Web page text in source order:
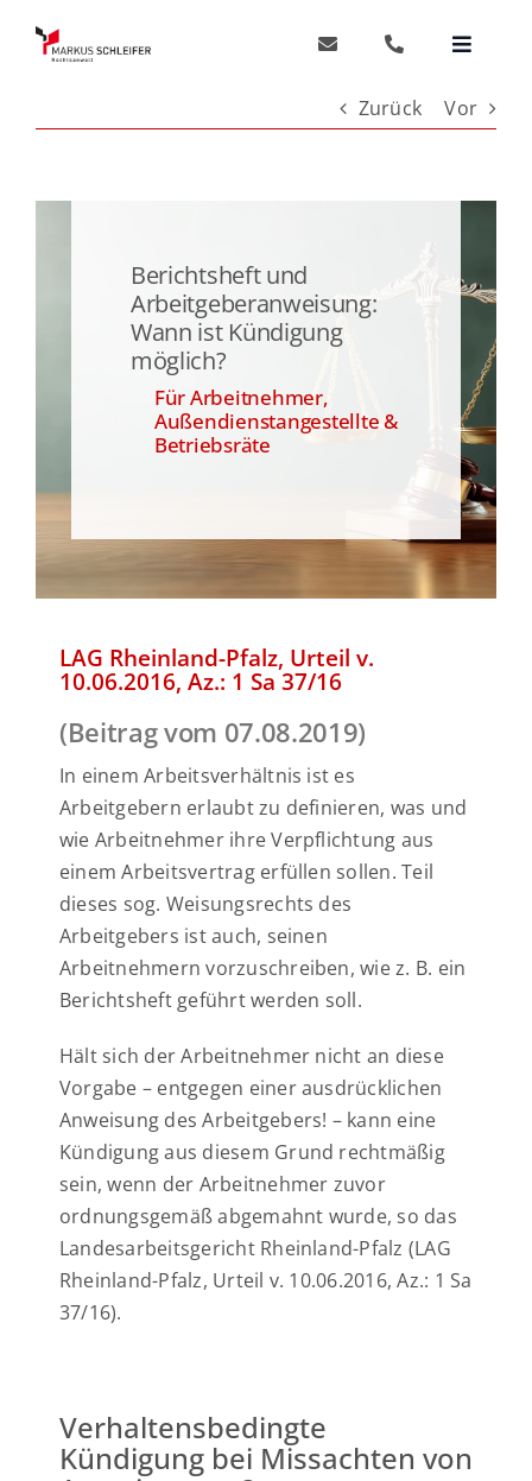
Inhalt
Toggle
Außendienst
Betriebsräte
Wichtige Themen
Anwalt
Kontakt
Zurück Vor
Berichtsheft und
Arbeitgeberanweisung:
Wann ist Kündigung
möglich?
Für Arbeitnehmer,
Außendienstangestellte &
Betriebsräte
LAG Rheinland-Pfalz, Urteil v.
10.06.2016, Az.: 1 Sa 37/16
(Beitrag vom 07.08.2019)
In einem Arbeitsverhältnis ist es
Arbeitgebern erlaubt zu definieren, was und
wie Arbeitnehmer ihre Verpflichtung aus
einem Arbeitsvertrag erfüllen sollen. Teil
dieses sog. Weisungsrechts des
Arbeitgebers ist auch, seinen
Arbeitnehmern vorzuschreiben, wie z. B. ein
Berichtsheft geführt werden soll.
Hält sich der Arbeitnehmer nicht an diese
Vorgabe – entgegen einer ausdrücklichen
Anweisung des Arbeitgebers! – kann eine
Kündigung aus diesem Grund rechtmäßig
sein, wenn der Arbeitnehmer zuvor
ordnungsgemäß abgemahnt wurde, so das
Landesarbeitsgericht Rheinland-Pfalz (LAG
Rheinland-Pfalz, Urteil v. 10.06.2016, Az.: 1 Sa
37/16).
Verhaltensbedingte
Kündigung bei Missachten von